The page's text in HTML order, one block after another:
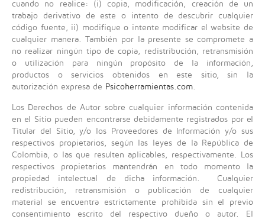
cuando no realice: (i) copia, modificación, creación de un
trabajo derivativo de este o intento de descubrir cualquier
código fuente, ii) modifique o intente modificar el website de
cualquier manera. También por la presente se compromete a
no realizar ningún tipo de copia, redistribución, retransmisión
o utilización para ningún propósito de la información,
productos o servicios obtenidos en este sitio, sin la
autorización expresa de Psicoherramientas.com.
Los Derechos de Autor sobre cualquier información contenida
en el Sitio pueden encontrarse debidamente registrados por el
Titular del Sitio, y/o los Proveedores de Información y/o sus
respectivos propietarios, según las leyes de la República de
Colombia, o las que resulten aplicables, respectivamente. Los
respectivos propietarios mantendrán en todo momento la
propiedad intelectual de dicha información. Cualquier
redistribución, retransmisión o publicación de cualquier
material se encuentra estrictamente prohibida sin el previo
consentimiento escrito del respectivo dueño o autor. El